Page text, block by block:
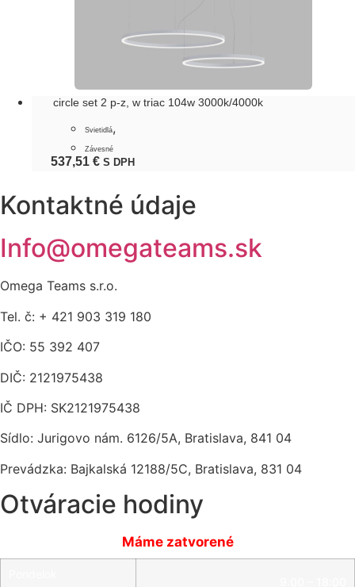
circle set 2 p-z, w triac 104w 3000k/4000k
Svietidlá,
Závesné
537,51 € S DPH
Kontaktné údaje
Info@omegateams.sk
Omega Teams s.r.o.
Tel. č: + 421 903 319 180
IČO: 55 392 407
DIČ: 2121975438
IČ DPH: SK2121975438
Sídlo: Jurigovo nám. 6126/5A, Bratislava, 841 04
Prevádzka: Bajkalská 12188/5C, Bratislava, 831 04
Otváracie hodiny
Máme zatvorené